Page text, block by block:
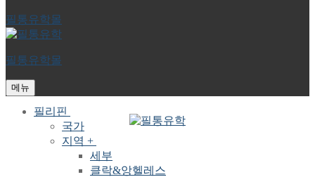
필통유학몰
필통유학몰
메뉴
필리핀
국가
지역 +
세부
클락&앙헬레스